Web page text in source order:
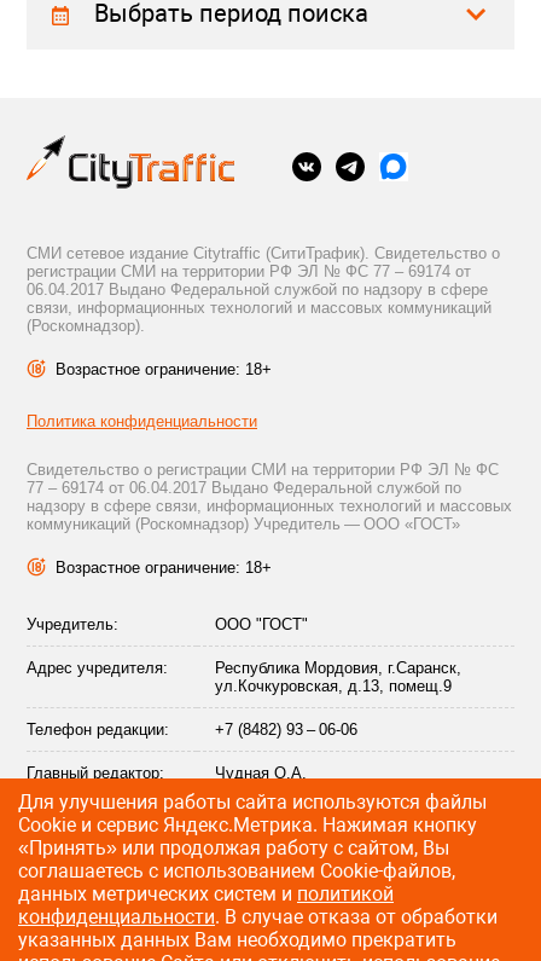
Выбрать период поиска
СМИ сетевое издание Citytraffic (СитиТрафик). Свидетельство о
регистрации СМИ на территории РФ ЭЛ № ФС 77 – 69174 от
06.04.2017 Выдано Федеральной службой по надзору в сфере
связи, информационных технологий и массовых коммуникаций
(Роскомнадзор).
Возрастное ограничение: 18+
Политика конфиденциальности
Свидетельство о регистрации СМИ на территории РФ ЭЛ № ФС
77 – 69174 от 06.04.2017 Выдано Федеральной службой по
надзору в сфере связи, информационных технологий и массовых
коммуникаций (Роскомнадзор) Учредитель — ООО «ГОСТ»
Возрастное ограничение: 18+
Учредитель: ООО "ГОСТ"
Адрес учредителя:
Республика Мордовия, г.Саранск,
ул.Кочкуровская, д.13, помещ.9
Телефон редакции: +7 (8482) 93 – 06-06
Главный редактор: Чудная О.А.
Адрес электронной
почты редакции:
info@citytraffic.ru
©2009—2026 CityTraffic — все права защищены
Для улучшения работы сайта используются файлы
Сookie и сервис Яндекс.Метрика. Нажимая кнопку
«Принять» или продолжая работу с сайтом, Вы
соглашаетесь с использованием Cookie-файлов,
данных метрических систем и политикой
конфиденциальности. В случае отказа от обработки
указанных данных Вам необходимо прекратить